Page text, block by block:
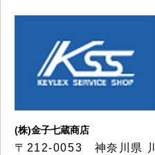
(株)金子七蔵商店
〒212-0053 神奈川県